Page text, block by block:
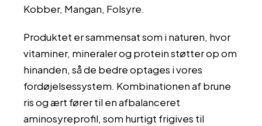
Kobber, Mangan, Folsyre.
Produktet er sammensat som i naturen, hvor
vitaminer, mineraler og protein støtter op om
hinanden, så de bedre optages i vores
fordøjelsessystem. Kombinationen af brune
ris og ært fører til en afbalanceret
aminosyreprofil, som hurtigt frigives til